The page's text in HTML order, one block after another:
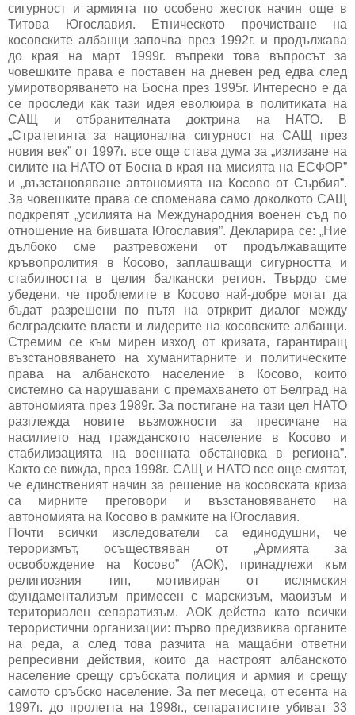
сигурност и армията по особено жесток начин още в
Титова Югославия. Етническото прочистване на
косовските албанци започва през 1992г. и продължава
до края на март 1999г. въпреки това въпросът за
човешките права е поставен на дневен ред едва след
умиротворяването на Босна през 1995г. Интересно е да
се проследи как тази идея еволюира в политиката на
САЩ и отбранителната доктрина на НАТО. В
„Стратегията за национална сигурност на САЩ през
новия век” от 1997г. все още става дума за „излизане на
силите на НАТО от Босна в края на мисията на ЕСФОР”
и „възстановяване автономията на Косово от Сърбия”.
За човешките права се споменава само доколкото САЩ
подкрепят „усилията на Международния военен съд по
отношение на бившата Югославия”. Декларира се: „Ние
дълбоко сме разтревожени от продължаващите
кръвопролития в Косово, заплашващи сигурността и
стабилността в целия балкански регион. Твърдо сме
убедени, че проблемите в Косово най-добре могат да
бъдат разрешени по пътя на отркрит диалог между
белградските власти и лидерите на косовските албанци.
Стремим се към мирен изход от кризата, гарантиращ
възстановяването на хуманитарните и политическите
права на албанското население в Косово, които
системно са нарушавани с премахването от Белград на
автономията през 1989г. За постигане на тази цел НАТО
разглежда новите възможности за пресичане на
насилието над гражданското население в Косово и
стабилизацията на военната обстановка в региона”.
Както се вижда, през 1998г. САЩ и НАТО все още смятат,
че единственият начин за решение на косовската криза
са мирните преговори и възстановяването на
автономията на Косово в рамките на Югославия.
Почти всички изследователи са единодушни, че
тероризмът, осъществяван от „Армията за
освобождение на Косово” (АОК), принадлежи към
религиозния тип, мотивиран от ислямския
фундаментализъм примесен с марскизъм, маоизъм и
териториален сепаратизъм. АОК действа като всички
терористични организации: първо предизвиква органите
на реда, а след това разчита на мащабни ответни
репресивни действия, които да настроят албанското
население срещу сръбската полиция и армия и срещу
самото сръбско население. За пет месеца, от есента на
1997г. до пролетта на 1998г., сепаратистите убиват 33